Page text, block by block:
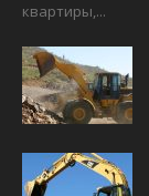
квартиры,...